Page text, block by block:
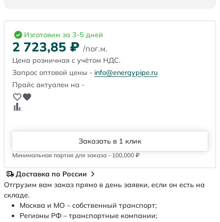
Изготовим за 3-5 дней
2 723,85 ₽ /пог.м.
Цена розничная с учётом НДС.
Запрос оптовой цены - info@energypipe.ru
Прайс актуален на -
Заказать в 1 клик
Минимальная партия для заказа - 100,000 ₽
Доставка по России
Отгрузим вам заказ прямо в день заявки, если он есть на
складе.
Москва и МО – собственный транспорт;
Регионы РФ – транспортные компании;